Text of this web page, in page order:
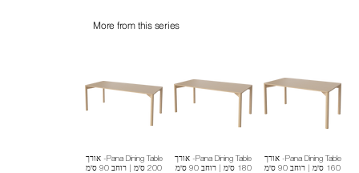
More from this series
Pana Dining Table- אורך
160 ס"מ | רוחב 90 ס"מ
Pana Dining Table- אורך
180 ס"מ | רוחב 90 ס"מ
Pana Dining Table- אורך
200 ס"מ | רוחב 90 ס"מ